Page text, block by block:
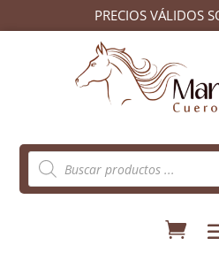
PRECIOS VÁLIDOS
Búsqueda
de
productos